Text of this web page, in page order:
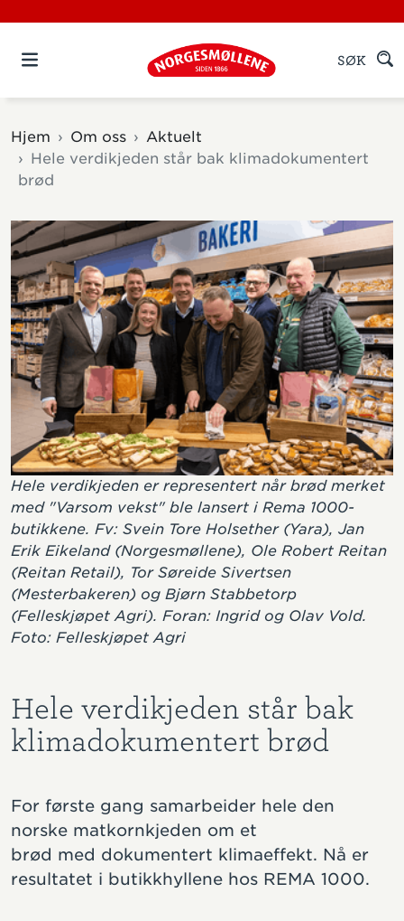
SØK
Hjem Om oss
Aktuelt
Hele verdikjeden står bak klimadokumentert
brød
Hele verdikjeden er representert når brød merket
med "Varsom vekst" ble lansert i Rema 1000-
butikkene. Fv: Svein Tore Holsether (Yara), Jan
Erik Eikeland (Norgesmøllene), Ole Robert Reitan
(Reitan Retail), Tor Søreide Sivertsen
(Mesterbakeren) og Bjørn Stabbetorp
(Felleskjøpet Agri). Foran: Ingrid og Olav Vold.
Foto: Felleskjøpet Agri
Hele verdikjeden står bak
klimadokumentert brød
For første gang samarbeider hele den
norske matkornkjeden om et
brød med dokumentert klimaeffekt. Nå er
resultatet i butikkhyllene hos REMA 1000.